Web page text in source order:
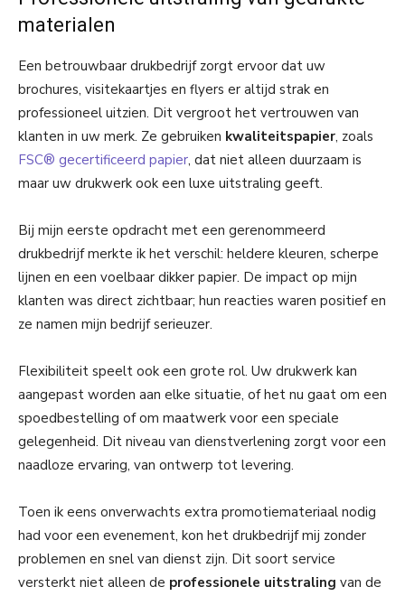
materialen
Een betrouwbaar drukbedrijf zorgt ervoor dat uw
brochures, visitekaartjes en flyers er altijd strak en
professioneel uitzien. Dit vergroot het vertrouwen van
klanten in uw merk. Ze gebruiken kwaliteitspapier, zoals
FSC® gecertificeerd papier, dat niet alleen duurzaam is
maar uw drukwerk ook een luxe uitstraling geeft.
Bij mijn eerste opdracht met een gerenommeerd
drukbedrijf merkte ik het verschil: heldere kleuren, scherpe
lijnen en een voelbaar dikker papier. De impact op mijn
klanten was direct zichtbaar; hun reacties waren positief en
ze namen mijn bedrijf serieuzer.
Flexibiliteit speelt ook een grote rol. Uw drukwerk kan
aangepast worden aan elke situatie, of het nu gaat om een
spoedbestelling of om maatwerk voor een speciale
gelegenheid. Dit niveau van dienstverlening zorgt voor een
naadloze ervaring, van ontwerp tot levering.
Toen ik eens onverwachts extra promotiemateriaal nodig
had voor een evenement, kon het drukbedrijf mij zonder
problemen en snel van dienst zijn. Dit soort service
versterkt niet alleen de professionele uitstraling van de